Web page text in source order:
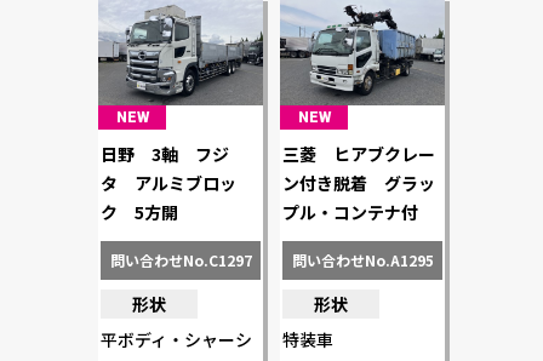
NEW
日野 3軸 フジ
タ アルミブロッ
ク 5方開
問い合わせNo.C1297
形状
平ボディ・シャーシ
NEW
三菱 ヒアブクレー
ン付き脱着 グラッ
プル・コンテナ付
問い合わせNo.A1295
形状
特装車